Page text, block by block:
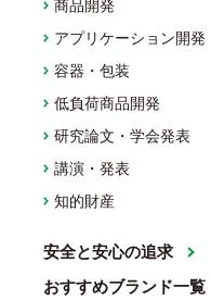
商品開発
アプリケーション開発
容器・包装
低負荷商品開発
研究論文・学会発表
講演・発表
知的財産
安全と安心の追求
おすすめブランド一覧